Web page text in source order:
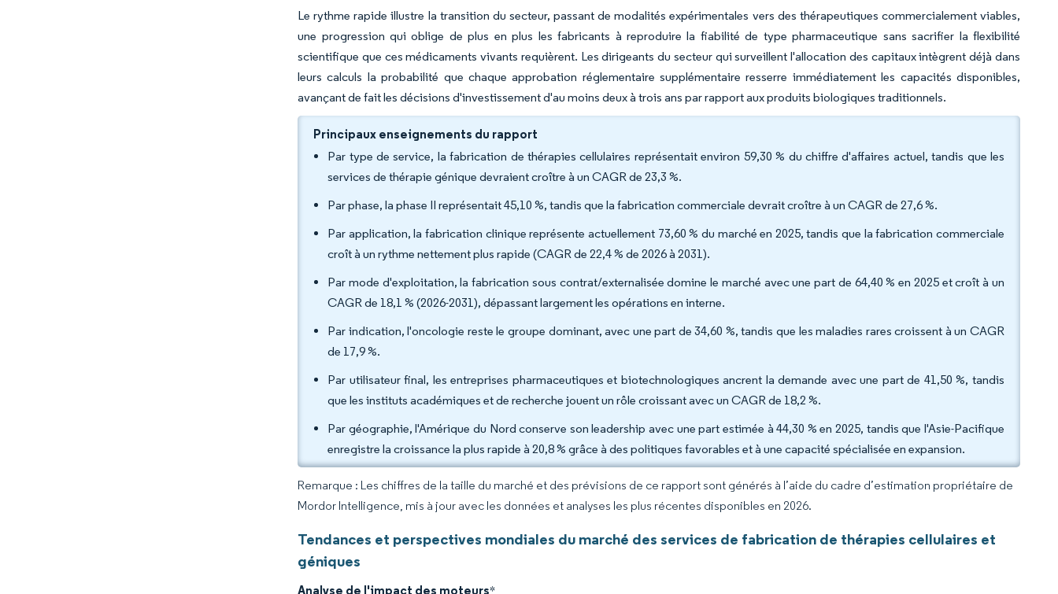
Le rythme rapide illustre la transition du secteur, passant de modalités expérimentales vers des thérapeutiques commercialement viables,
une progression qui oblige de plus en plus les fabricants à reproduire la fiabilité de type pharmaceutique sans sacrifier la flexibilité
scientifique que ces médicaments vivants requièrent. Les dirigeants du secteur qui surveillent l'allocation des capitaux intègrent déjà dans
leurs calculs la probabilité que chaque approbation réglementaire supplémentaire resserre immédiatement les capacités disponibles,
avançant de fait les décisions d'investissement d'au moins deux à trois ans par rapport aux produits biologiques traditionnels.
Principaux enseignements du rapport
Par type de service, la fabrication de thérapies cellulaires représentait environ 59,30 % du chiffre d'affaires actuel, tandis que les
services de thérapie génique devraient croître à un CAGR de 23,3 %.
Par phase, la phase II représentait 45,10 %, tandis que la fabrication commerciale devrait croître à un CAGR de 27,6 %.
Par application, la fabrication clinique représente actuellement 73,60 % du marché en 2025, tandis que la fabrication commerciale
croît à un rythme nettement plus rapide (CAGR de 22,4 % de 2026 à 2031).
Par mode d'exploitation, la fabrication sous contrat/externalisée domine le marché avec une part de 64,40 % en 2025 et croît à un
CAGR de 18,1 % (2026-2031), dépassant largement les opérations en interne.
Par indication, l'oncologie reste le groupe dominant, avec une part de 34,60 %, tandis que les maladies rares croissent à un CAGR
de 17,9 %.
Par utilisateur final, les entreprises pharmaceutiques et biotechnologiques ancrent la demande avec une part de 41,50 %, tandis
que les instituts académiques et de recherche jouent un rôle croissant avec un CAGR de 18,2 %.
Par géographie, l'Amérique du Nord conserve son leadership avec une part estimée à 44,30 % en 2025, tandis que l'Asie-Pacifique
enregistre la croissance la plus rapide à 20,8 % grâce à des politiques favorables et à une capacité spécialisée en expansion.
Remarque : Les chiffres de la taille du marché et des prévisions de ce rapport sont générés à l’aide du cadre d’estimation propriétaire de
Mordor Intelligence, mis à jour avec les données et analyses les plus récentes disponibles en 2026.
Tendances et perspectives mondiales du marché des services de fabrication de thérapies cellulaires et
géniques
Analyse de l'impact des moteurs*